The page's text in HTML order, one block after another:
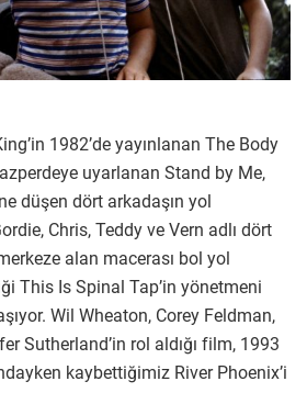
1982’de yayınlanan The Body
uyarlanan Stand by Me,
düşen dört arkadaşın yol
Chris, Teddy ve Vern adlı dört
alan macerası bol yol
This Is Spinal Tap’in yönetmeni
Wil Wheaton, Corey Feldman,
Sutherland’in rol aldığı film, 1993
kaybettiğimiz River Phoenix’i